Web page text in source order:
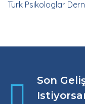
Türk Psikologlar
Son